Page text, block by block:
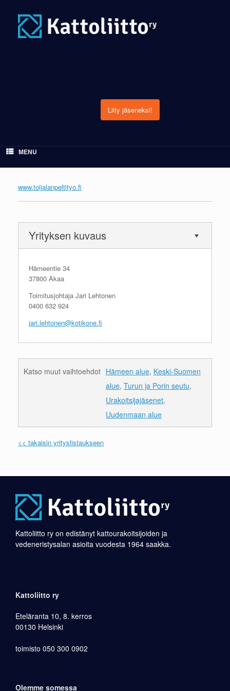
content
Liity jäseneksi!
MENU
www.toijalanpeltityo.fi
Yrityksen kuvaus
Hämeentie 34
37800 Akaa
Toimitusjohtaja Jari Lehtonen
0400 632 924
jari.lehtonen@kotikone.fi
Katso muut vaihtoehdot Hämeen alue, Keski-Suomen
alue, Turun ja Porin seutu,
Urakoitsijajäsenet,
Uudenmaan alue
<< takaisin yrityslistaukseen
Kattoliitto ry on edistänyt kattourakoitsijoiden ja
vedeneristysalan asioita vuodesta 1964 saakka.
Kattoliitto ry
Eteläranta 10, 8. kerros
00130 Helsinki
toimisto 050 300 0902
Olemme somessa